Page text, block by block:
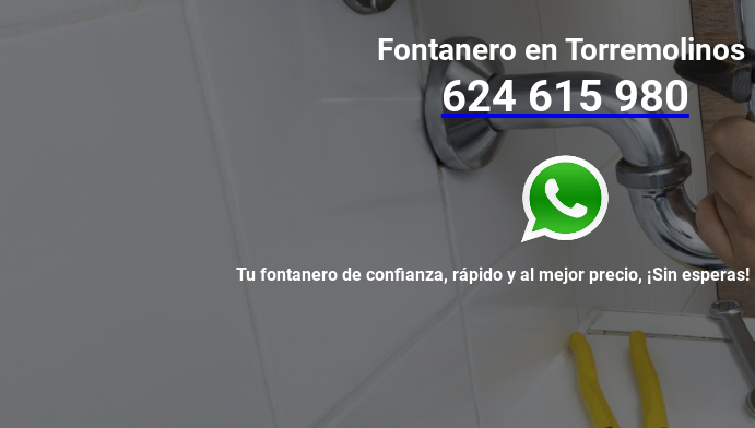
Fontanero en Torremolinos
624 615 980
Tu fontanero de confianza, rápido y al mejor precio, ¡Sin esperas!